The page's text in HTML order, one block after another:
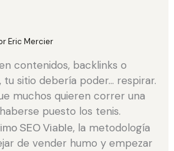
Eric Mercier
contenidos, backlinks o
tu sitio debería poder… respirar.
muchos quieren correr una
puesto los tenis.
SEO Viable, la metodología
de vender humo y empezar